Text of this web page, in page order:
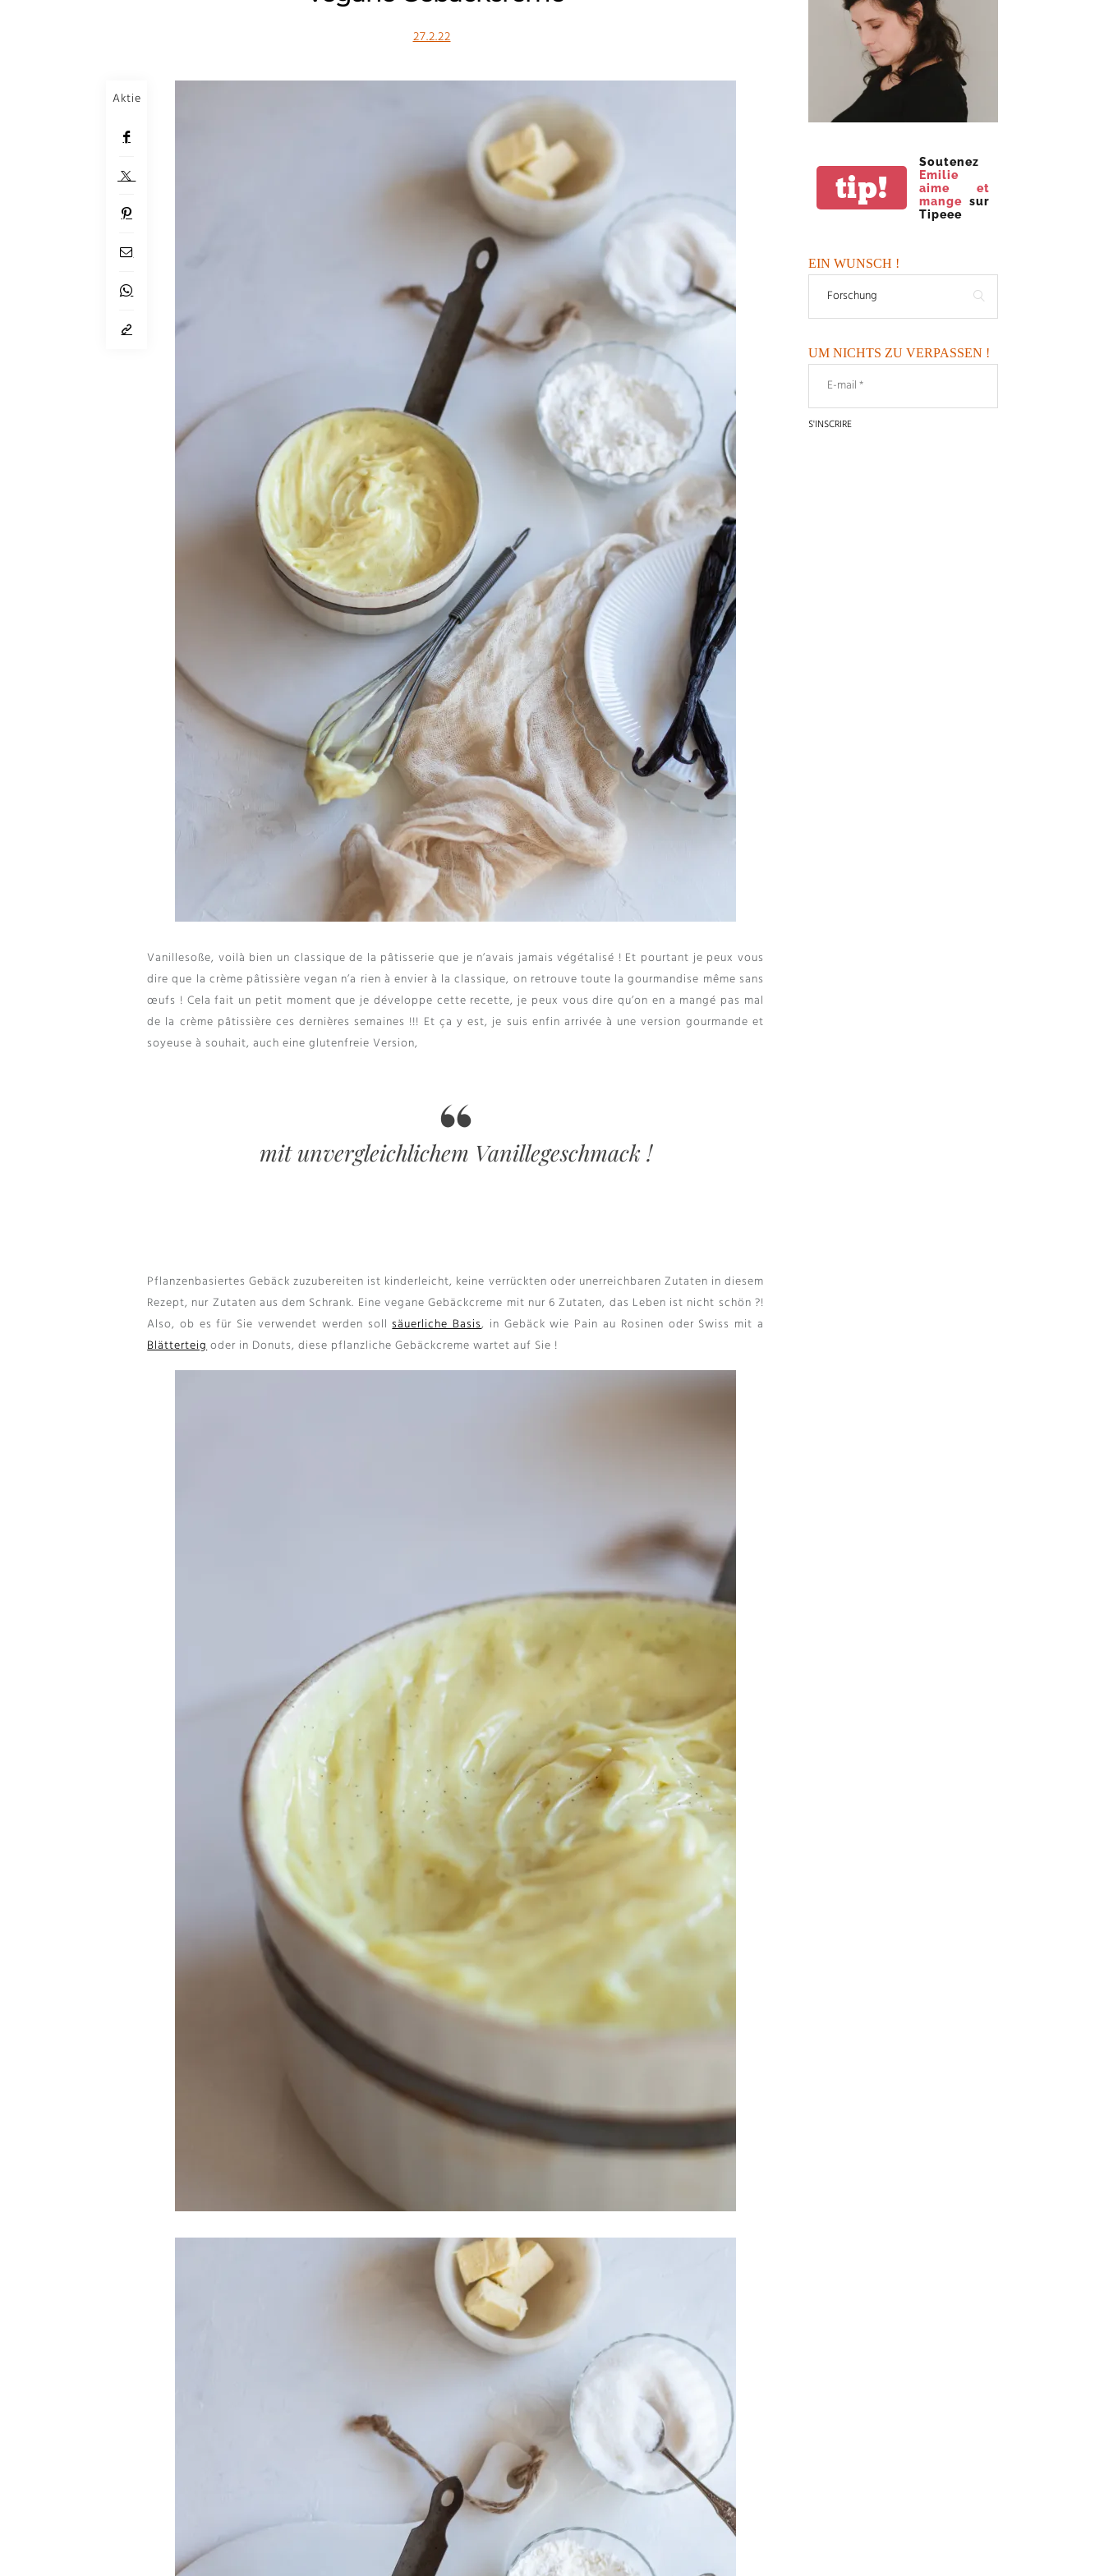
27.2.22
Aktie
Vanillesoße, voilà bien un classique de la pâtisserie que je n’avais jamais végétalisé ! Et pourtant je peux vous
dire que la crème pâtissière vegan n’a rien à envier à la classique, on retrouve toute la gourmandise même sans
œufs ! Cela fait un petit moment que je développe cette recette,je peux vous dire qu’on en a mangé pas mal
de la crème pâtissière ces dernières semaines !!! Et ça y est,je suis enfin arrivée à une version gourmande et
soyeuse à souhait, auch eine glutenfreie Version,
mit unvergleichlichem Vanillegeschmack !
Pflanzenbasiertes Gebäck zuzubereiten ist kinderleicht, keine verrückten oder unerreichbaren Zutaten in diesem
Rezept, nur Zutaten aus dem Schrank. Eine vegane Gebäckcreme mit nur 6 Zutaten, das Leben ist nicht schön ?!
Also, ob es für Sie verwendet werden sollsäuerliche Basis, in Gebäck wie Pain au Rosinen oder Swiss mit a
Blätterteigoder in Donuts, diese pflanzliche Gebäckcreme wartet auf Sie !
tip!
Soutenez
Emilie
aime et
mange sur
Tipeee
EIN WUNSCH !
UM NICHTS ZU VERPASSEN !